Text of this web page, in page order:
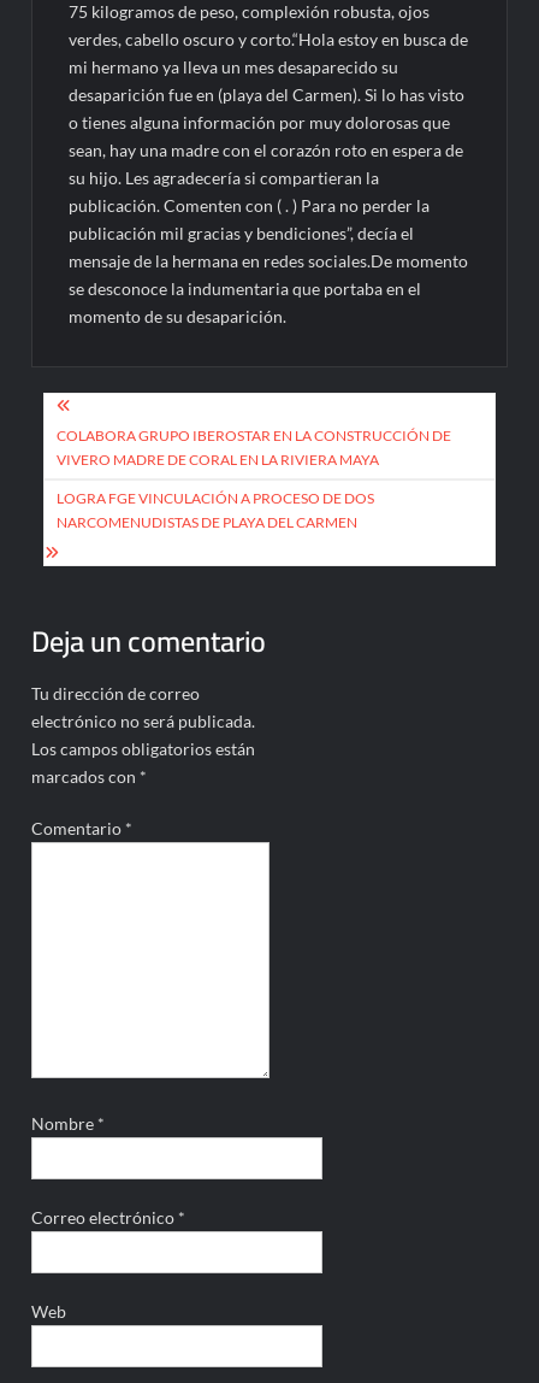
75 kilogramos de peso, complexión robusta, ojos
verdes, cabello oscuro y corto.“Hola estoy en busca de
mi hermano ya lleva un mes desaparecido su
desaparición fue en (playa del Carmen). Si lo has visto
o tienes alguna información por muy dolorosas que
sean, hay una madre con el corazón roto en espera de
su hijo. Les agradecería si compartieran la
publicación. Comenten con ( . ) Para no perder la
publicación mil gracias y bendiciones”, decía el
mensaje de la hermana en redes sociales.De momento
se desconoce la indumentaria que portaba en el
momento de su desaparición.
Navegación
de
entradas
COLABORA GRUPO IBEROSTAR EN LA CONSTRUCCIÓN DE
VIVERO MADRE DE CORAL EN LA RIVIERA MAYA
LOGRA FGE VINCULACIÓN A PROCESO DE DOS
NARCOMENUDISTAS DE PLAYA DEL CARMEN
Deja un comentario
Tu dirección de correo
electrónico no será publicada.
Los campos obligatorios están
marcados con *
Comentario *
Nombre *
Correo electrónico *
Web